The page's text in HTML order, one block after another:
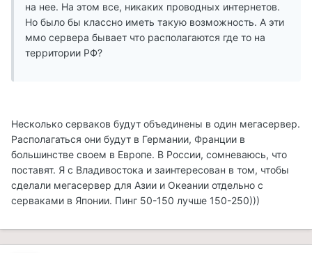
на нее. На этом все, никаких проводных интернетов.
Но было бы классно иметь такую возможность. А эти
ммо сервера бывает что располагаются где то на
территории РФ?
Несколько серваков будут объединены в один мегасервер.
Располагаться они будут в Германии, Франции в
большинстве своем в Европе. В России, сомневаюсь, что
поставят. Я с Владивостока и заинтересован в том, чтобы
сделали мегасервер для Азии и Океании отдельно с
серваками в Японии. Пинг 50-150 лучше 150-250)))